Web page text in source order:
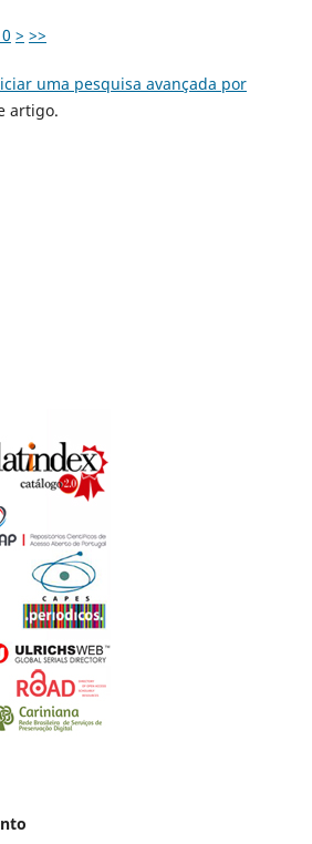
> >>
uma pesquisa avançada por
artigo.